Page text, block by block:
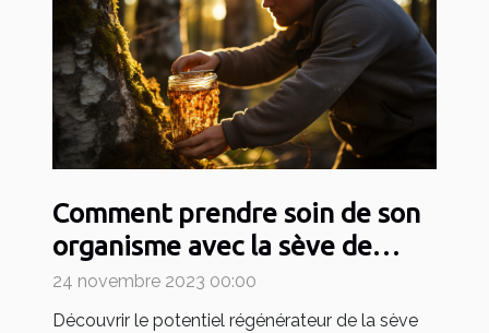
Comment prendre soin de son
organisme avec la sève de
bouleau pour devenir un
sportif efficace ?
24 novembre 2023 00:00
Découvrir le potentiel régénérateur de la sève